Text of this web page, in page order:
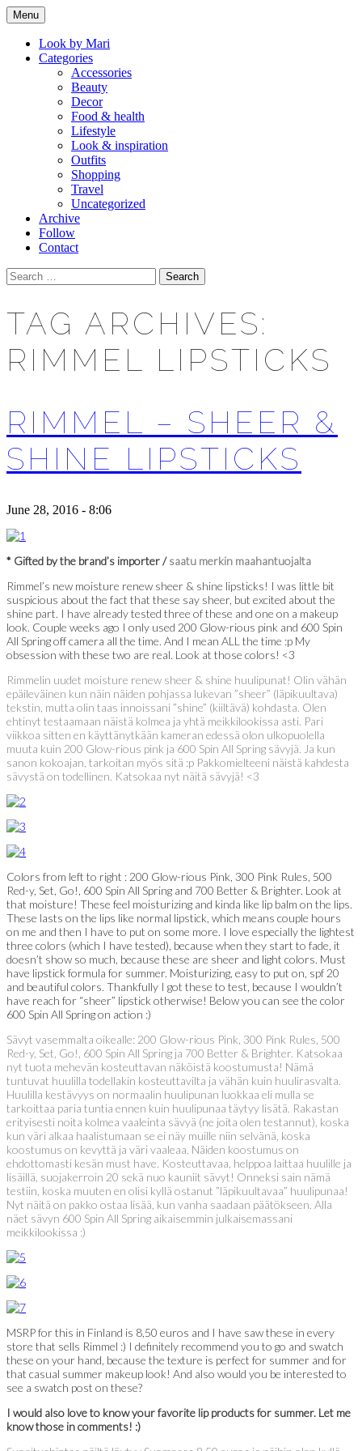
LOOK BY MARI
Makeup & beauty blog
Menu Skip
to
content
Look by Mari
Categories
Accessories
Beauty
Decor
Food & health
Lifestyle
Look & inspiration
Outfits
Shopping
Travel
Uncategorized
Archive
Follow
Contact
Search
for:
TAG ARCHIVES:
RIMMEL LIPSTICKS
RIMMEL – SHEER &
SHINE LIPSTICKS
June 28, 2016 - 8:06
* Gifted by the brand’s importer /saatu merkin maahantuojalta
Rimmel’s new moisture renew sheer & shine lipsticks! I was little bit
suspicious about the fact that these say sheer, but excited about the
shine part. I have already tested three of these and one on a makeup
look. Couple weeks ago I only used 200 Glow-rious pink and 600 Spin
All Spring off camera all the time. And I mean ALL the time :p My
obsession with these two are real. Look at those colors! <3
Rimmelin uudet moisture renew sheer & shine huulipunat! Olin vähän
epäileväinen kun näin näiden pohjassa lukevan ”sheer” (läpikuultava)
tekstin, mutta olin taas innoissani ”shine” (kiiltävä) kohdasta. Olen
ehtinyt testaamaan näistä kolmea ja yhtä meikkilookissa asti. Pari
viikkoa sitten en käyttänytkään kameran edessä olon ulkopuolella
muuta kuin 200 Glow-rious pink ja 600 Spin All Spring sävyjä. Ja kun
sanon kokoajan, tarkoitan myös sitä :p Pakkomielteeni näistä kahdesta
sävystä on todellinen. Katsokaa nyt näitä sävyjä! <3
Colors from left to right : 200 Glow-rious Pink, 300 Pink Rules, 500
Red-y, Set, Go!, 600 Spin All Spring and 700 Better & Brighter. Look at
that moisture! These feel moisturizing and kinda like lip balm on the lips.
These lasts on the lips like normal lipstick, which means couple hours
on me and then I have to put on some more. I love especially the lightest
three colors (which I have tested), because when they start to fade, it
doesn’t show so much, because these are sheer and light colors. Must
have lipstick formula for summer. Moisturizing, easy to put on, spf 20
and beautiful colors. Thankfully I got these to test, because I wouldn’t
have reach for “sheer” lipstick otherwise! Below you can see the color
600 Spin All Spring on action :)
Sävyt vasemmalta oikealle: 200 Glow-rious Pink, 300 Pink Rules, 500
Red-y, Set, Go!, 600 Spin All Spring ja 700 Better & Brighter. Katsokaa
nyt tuota mehevän kosteuttavan näköistä koostumusta! Nämä
tuntuvat huulilla todellakin kosteuttavilta ja vähän kuin huulirasvalta.
Huulilla kestävyys on normaalin huulipunan luokkaa eli mulla se
tarkoittaa paria tuntia ennen kuin huulipunaa täytyy lisätä. Rakastan
erityisesti noita kolmea vaaleinta sävyä (ne joita olen testannut), koska
kun väri alkaa haalistumaan se ei näy muille niin selvänä, koska
koostumus on kevyttä ja väri vaaleaa. Näiden koostumus on
ehdottomasti kesän must have. Kosteuttavaa, helppoa laittaa huulille ja
lisäillä, suojakerroin 20 sekä nuo kauniit sävyt! Onneksi sain nämä
testiin, koska muuten en olisi kyllä ostanut ”läpikuultavaa” huulipunaa!
Nyt näitä on pakko ostaa lisää, kun vanha saadaan päätökseen. Alla
näet sävyn 600 Spin All Spring aikaisemmin julkaisemassani
meikkilookissa :)
MSRP for this in Finland is 8,50 euros and I have saw these in every
store that sells Rimmel :) I definitely recommend you to go and swatch
these on your hand, because the texture is perfect for summer and for
that casual summer makeup look! And also would you be interested to
see a swatch post on these?
I would also love to know your favorite lip products for summer. Let me
know those in comments! :)